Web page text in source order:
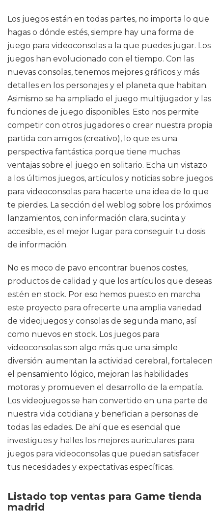
Los juegos están en todas partes, no importa lo que
hagas o dónde estés, siempre hay una forma de
juego para videoconsolas a la que puedes jugar. Los
juegos han evolucionado con el tiempo. Con las
nuevas consolas, tenemos mejores gráficos y más
detalles en los personajes y el planeta que habitan.
Asimismo se ha ampliado el juego multijugador y las
funciones de juego disponibles. Esto nos permite
competir con otros jugadores o crear nuestra propia
partida con amigos (creativo), lo que es una
perspectiva fantástica porque tiene muchas
ventajas sobre el juego en solitario. Echa un vistazo
a los últimos juegos, artículos y noticias sobre juegos
para videoconsolas para hacerte una idea de lo que
te pierdes. La sección del weblog sobre los próximos
lanzamientos, con información clara, sucinta y
accesible, es el mejor lugar para conseguir tu dosis
de información.
No es moco de pavo encontrar buenos costes,
productos de calidad y que los artículos que deseas
estén en stock. Por eso hemos puesto en marcha
este proyecto para ofrecerte una amplia variedad
de videojuegos y consolas de segunda mano, así
como nuevos en stock. Los juegos para
videoconsolas son algo más que una simple
diversión: aumentan la actividad cerebral, fortalecen
el pensamiento lógico, mejoran las habilidades
motoras y promueven el desarrollo de la empatía.
Los videojuegos se han convertido en una parte de
nuestra vida cotidiana y benefician a personas de
todas las edades. De ahí que es esencial que
investigues y halles los mejores auriculares para
juegos para videoconsolas que puedan satisfacer
tus necesidades y expectativas específicas.
Listado top ventas para Game tienda
madrid